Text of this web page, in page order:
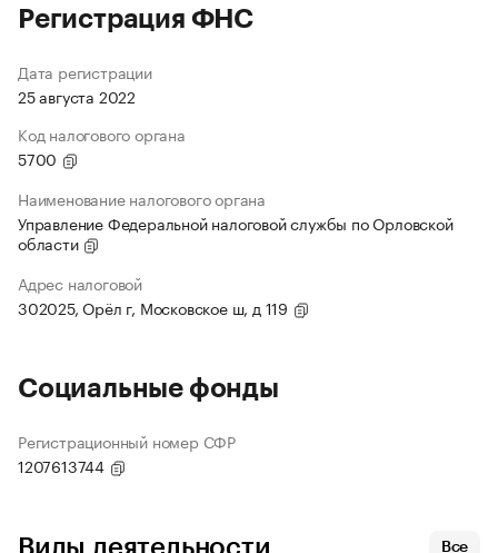
Регистрация ФНС
Дата регистрации
25 августа 2022
Код налогового органа
5700
Наименование налогового органа
Управление Федеральной налоговой службы по Орловской
области
Адрес налоговой
302025, Орёл г, Московское ш, д 119
Социальные фонды
Регистрационный номер СФР
1207613744
Все